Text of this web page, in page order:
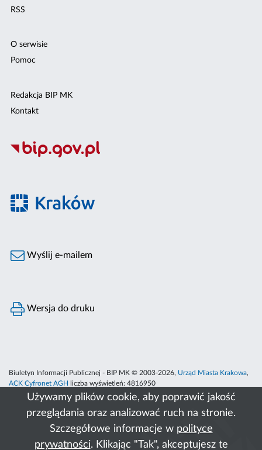
Używamy plików cookie, aby poprawić jakość
przeglądania oraz analizować ruch na stronie.
Szczegółowe informacje w polityce
prywatności. Klikając "Tak", akceptujesz te
RSS
O serwisie
Pomoc
Redakcja BIP MK
Kontakt
Wyślij e-mailem
Wersja do druku
Biuletyn Informacji Publicznej - BIP MK © 2003-2026, Urząd Miasta Krakowa,
ACK Cyfronet AGH
liczba wyświetleń: 4816950